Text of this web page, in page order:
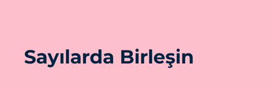
Sayılarda Birleşin